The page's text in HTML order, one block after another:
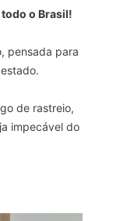
o Brasil!
pensada para
de rastreio,
impecável do